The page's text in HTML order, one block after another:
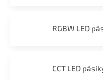
RGBW LED
CCT LED